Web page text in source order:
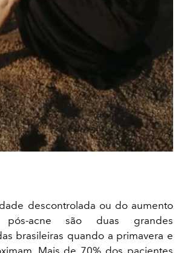
descontrolada ou do aumento
acne são duas grandes
brasileiras quando a primavera e